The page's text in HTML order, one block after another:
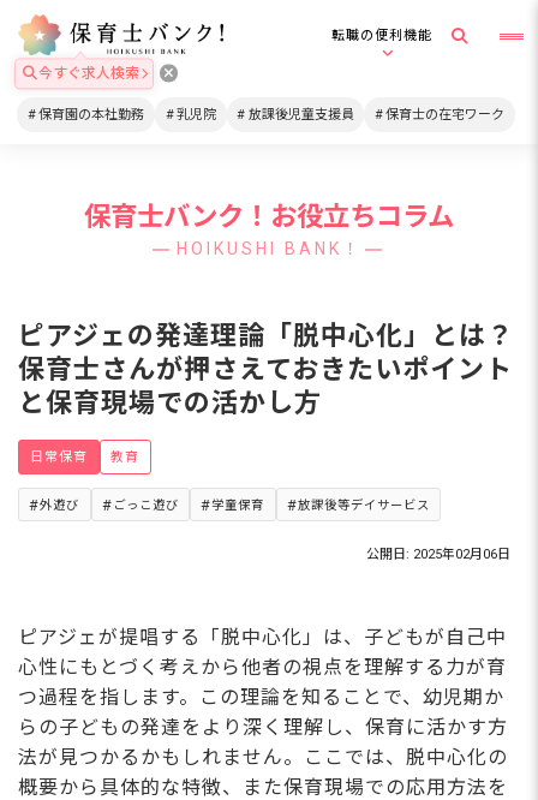
転職の便利機能
今すぐ求人検索
保育園の本社勤務 乳児院 放課後児童支援員 保育士の在宅ワーク
保育士バンク！お役立ちコラム
HOIKUSHI BANK！
ピアジェの発達理論「脱中心化」とは？
保育士さんが押さえておきたいポイント
と保育現場での活かし方
日常保育 教育
外遊び ごっこ遊び 学童保育 放課後等デイサービス
公開日: 2025年02月06日
ピアジェが提唱する「脱中心化」は、子どもが自己中
心性にもとづく考えから他者の視点を理解する力が育
つ過程を指します。この理論を知ることで、幼児期か
らの子どもの発達をより深く理解し、保育に活かす方
法が見つかるかもしれません。ここでは、脱中心化の
概要から具体的な特徴、また保育現場での応用方法を